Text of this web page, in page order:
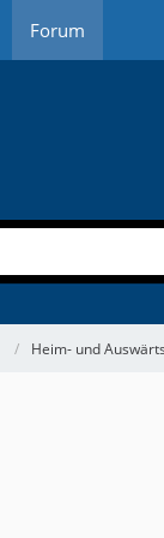
Forum
Heim- und